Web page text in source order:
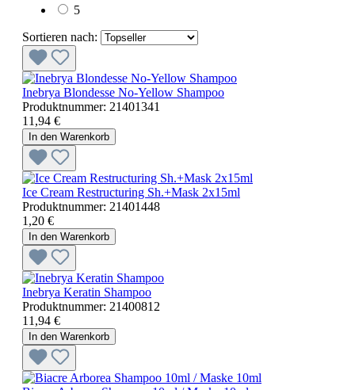
5
Sortieren nach:
Inebrya Blondesse No-Yellow Shampoo
Produktnummer: 21401341
11,94 €
In den Warenkorb
Ice Cream Restructuring Sh.+Mask 2x15ml
Produktnummer: 21401448
1,20 €
In den Warenkorb
Inebrya Keratin Shampoo
Produktnummer: 21400812
11,94 €
In den Warenkorb